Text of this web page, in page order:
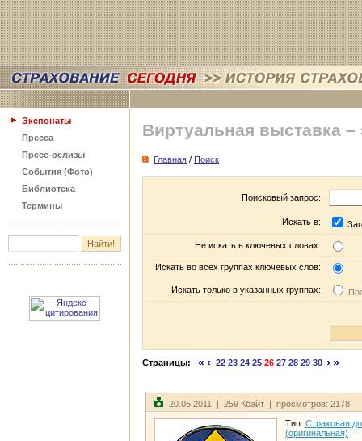
Экспонаты
Пресса
Пресс-релизы
События (Фото)
Библиотека
Термины
Виртуальная выставка –
Главная / Поиск
Поисковый запрос:
Искать в:
Не искать в ключевых словах:
Искать во всех группах ключевых слов:
Искать только в указанных группах:
Страницы: 22 23 24 25 26 27 28 29 30
20.05.2011 | 259 Кбайт | просмотров: 2178
Тип: Страховая
(оригинальная)